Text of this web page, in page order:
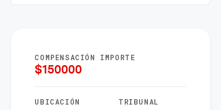
COMPENSACIÓN IMPORTE
$150000
UBICACIÓN
TRIBUNAL